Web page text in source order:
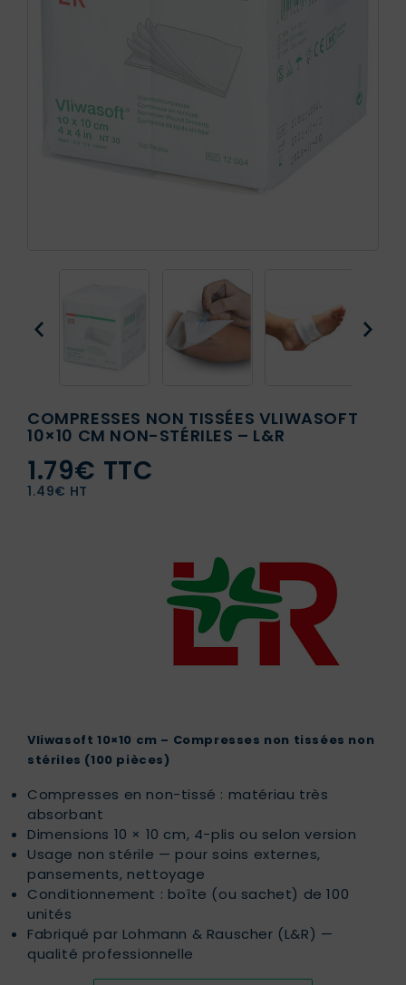
COMPRESSES NON TISSÉES VLIWASOFT
10×10 CM NON-STÉRILES – L&R
1.79€ TTC
1.49€ HT
Vliwasoft 10×10 cm – Compresses non tissées non
stériles (100 pièces)
Compresses en non-tissé : matériau très
absorbant
Dimensions 10 × 10 cm, 4-plis ou selon version
Usage non stérile — pour soins externes,
pansements, nettoyage
Conditionnement : boîte (ou sachet) de 100
unités
Fabriqué par Lohmann & Rauscher (L&R) —
qualité professionnelle